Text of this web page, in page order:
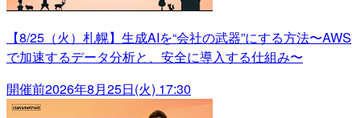
【8/25（火）札幌】生成AIを“会社の武器”にする方法〜AWS
で加速するデータ分析と、安全に導入する仕組み〜
開催前2026年8月25日(火) 17:30